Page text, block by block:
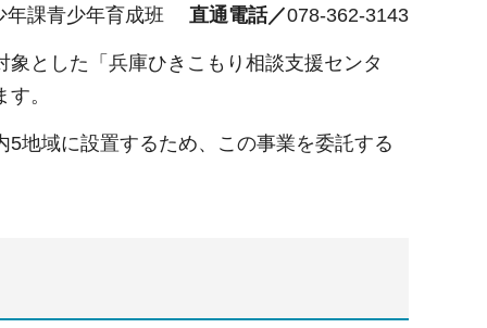
年課青少年育成班 直通電話／078-362-3143
とした「兵庫ひきこもり相談支援センタ
。
地域に設置するため、この事業を委託する